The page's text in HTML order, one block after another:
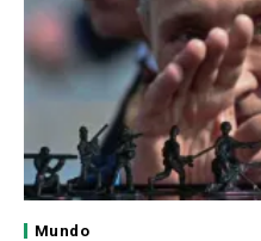
Mundo